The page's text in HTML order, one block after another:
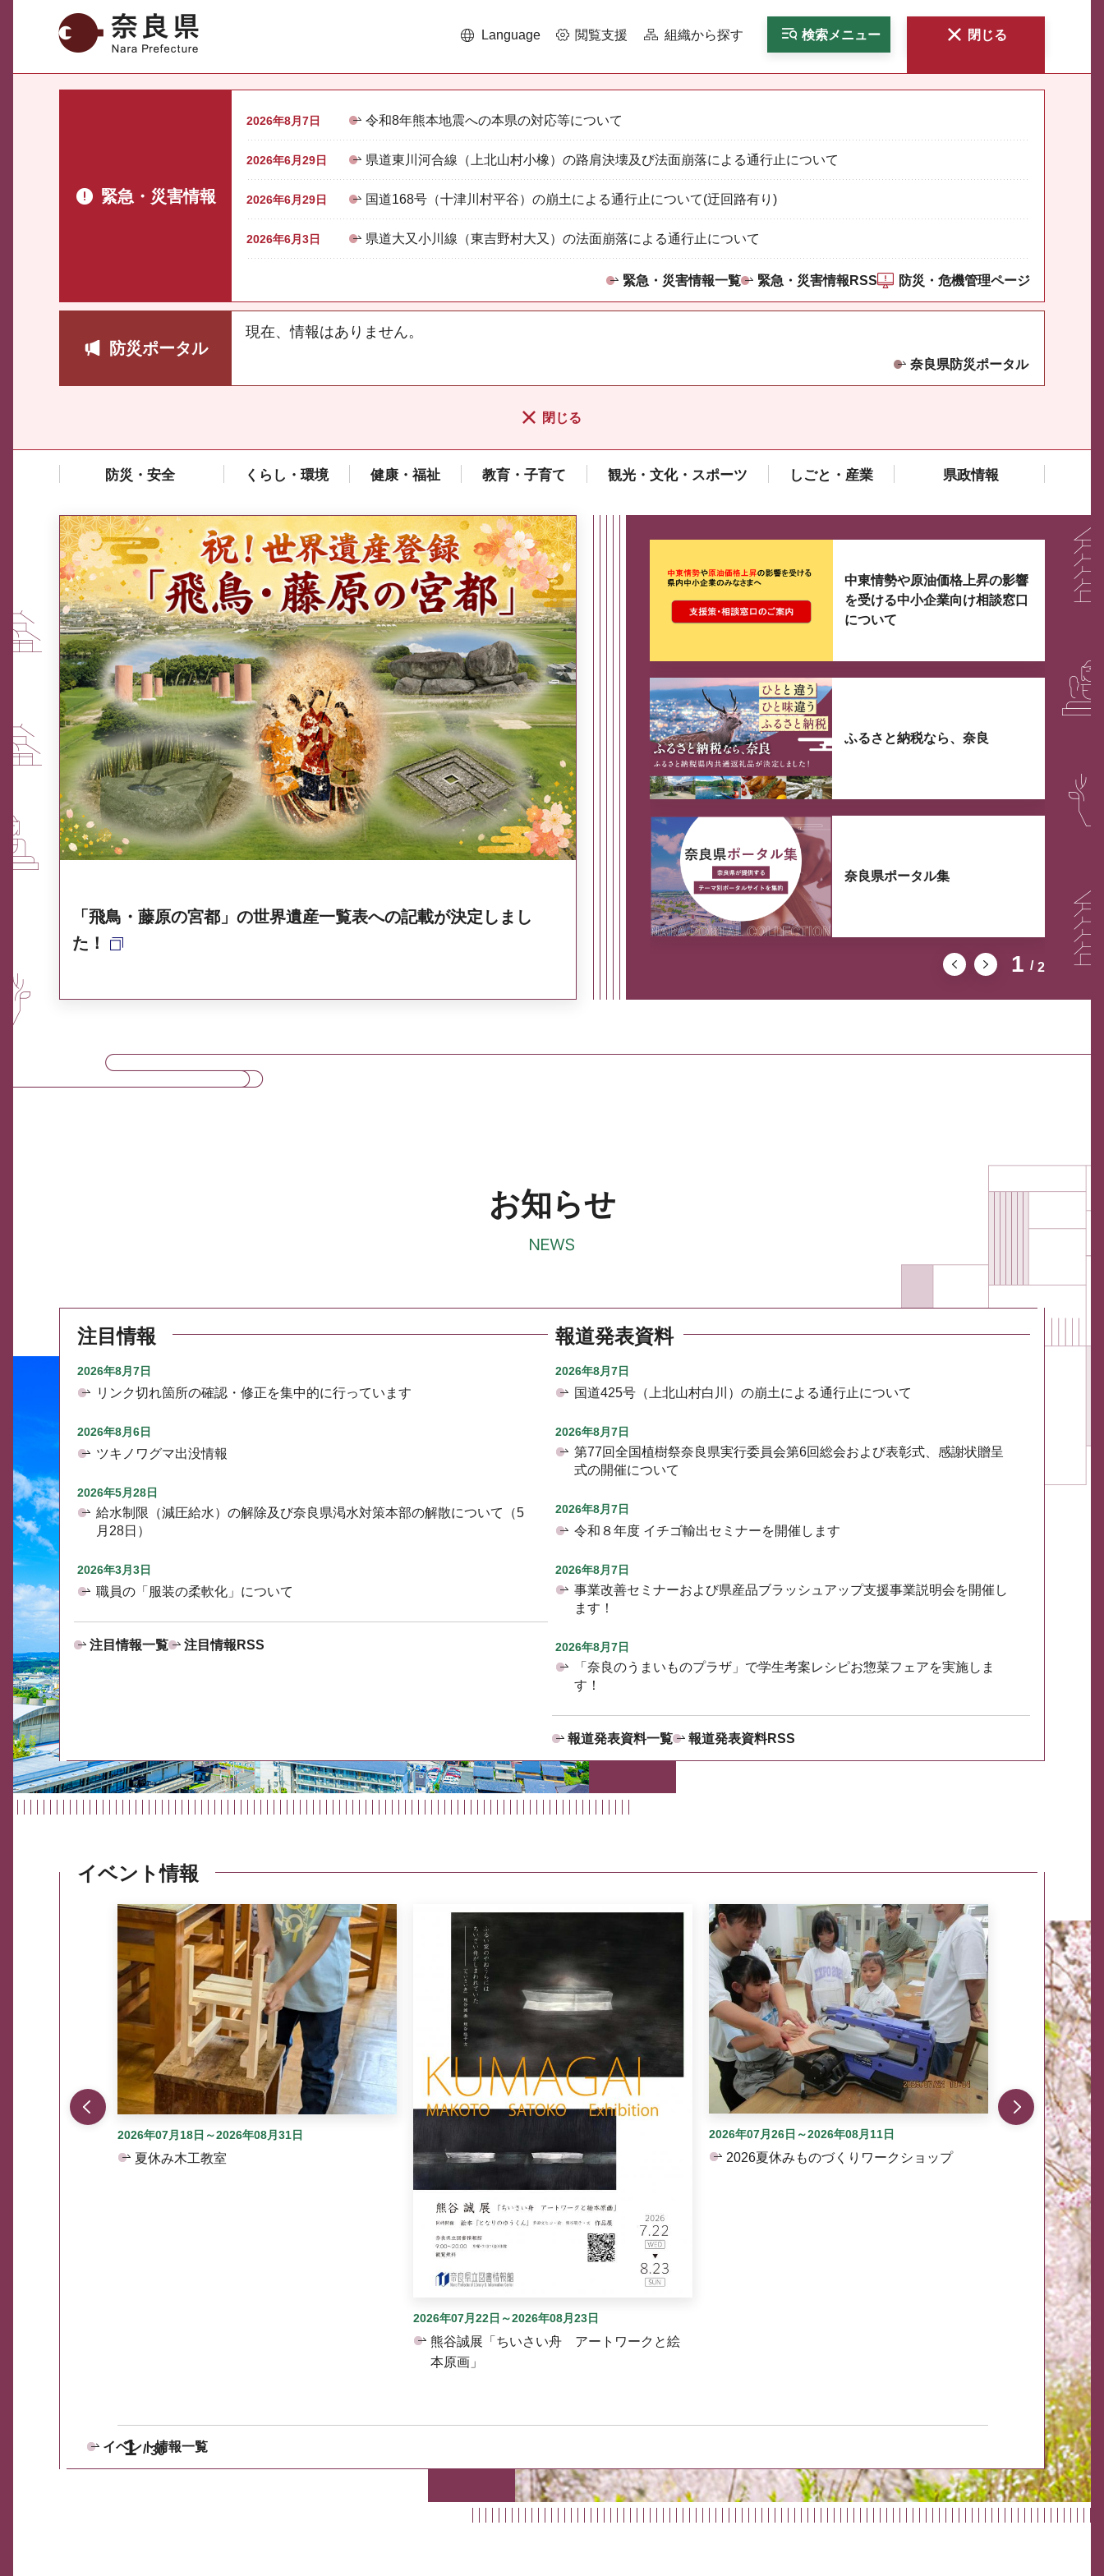
奈良県 Language 閲覧支援 組織から探す 検索メニュー 閉じる
緊急・災害情報
2026年8月7日 令和8年熊本地震への本県の対応等について
2026年6月29日 県道東川河合線（上北山村小橡）の路肩決壊及び法面崩落による通行止について
2026年6月29日 国道168号（十津川村平谷）の崩土による通行止について(迂回路有り)
2026年6月3日 県道大又小川線（東吉野村大又）の法面崩落による通行止について
緊急・災害情報一覧 緊急・災害情報RSS 防災・危機管理ページ
防災ポータル
現在、情報はありません。
奈良県防災ポータル
閉じる
防災・安全 くらし・環境 健康・福祉 教育・子育て 観光・文化・スポーツ しごと・産業 県政情報
「飛鳥・藤原の宮都」の世界遺産一覧表への記載が決定しまし
た！
ここから最大3つずつ情報が表示されるスライダーがあります。
1 2
中東情勢や原油価格上昇の影響
を受ける中小企業向け相談窓口
について
ふるさと納税なら、奈良
県広報誌「県民だより奈良」
2026年8月号
奈良県政策集
中東情勢や原油価格上昇の影響
を受ける中小企業向け相談窓口
について
ふるさと納税なら、奈良
奈良県ポータル集
お知らせ
注目情報
2026年8月7日
リンク切れ箇所の確認・修正を集中的に行っています
2026年8月6日
ツキノワグマ出没情報
2026年5月28日
給水制限（減圧給水）の解除及び奈良県渇水対策本部の解散について（5
月28日）
2026年3月3日
職員の「服装の柔軟化」について
注目情報一覧 注目情報RSS
報道発表資料
2026年8月7日
国道425号（上北山村白川）の崩土による通行止について
2026年8月7日
第77回全国植樹祭奈良県実行委員会第6回総会および表彰式、感謝状贈呈
式の開催について
2026年8月7日
令和８年度 イチゴ輸出セミナーを開催します
2026年8月7日
事業改善セミナーおよび県産品ブラッシュアップ支援事業説明会を開催し
ます！
2026年8月7日
「奈良のうまいものプラザ」で学生考案レシピお惣菜フェアを実施しま
す！
報道発表資料一覧 報道発表資料RSS
イベント情報
1 30
2026年07月18日～2026年08月31日
夏休み木工教室
2026年07月22日～2026年08月23日
熊谷誠展「ちいさい舟 アートワークと絵
本原画」
2026年07月26日～2026年08月11日
2026夏休みものづくりワークショップ
イベント情報一覧